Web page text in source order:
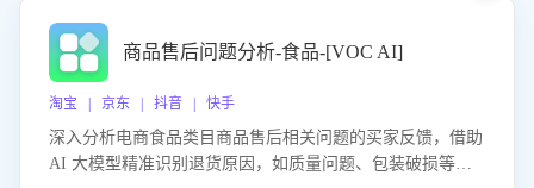
商品售后问题分析-食品-[VOC AI]
淘宝 | 京东 | 抖音 | 快手
深入分析电商食品类目商品售后相关问题的买家反馈，借助
AI 大模型精准识别退货原因，如质量问题、包装破损等，